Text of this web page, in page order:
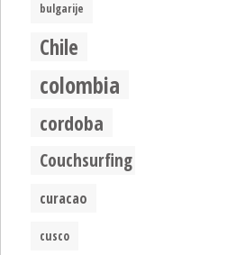
bulgarije
Chile
colombia
cordoba
Couchsurfing
curacao
cusco